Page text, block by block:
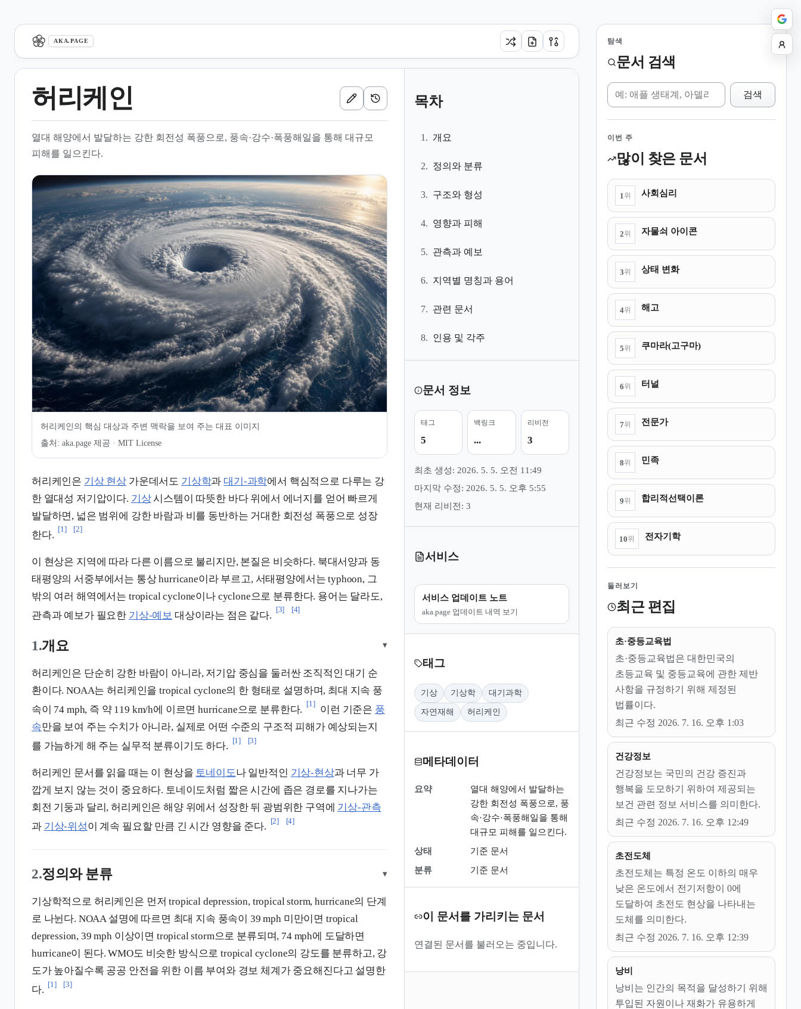
AKA.PAGE
허리케인
열대 해양에서 발달하는 강한 회전성 폭풍으로, 풍속·강수·폭풍해일을 통해 대규모
피해를 일으킨다.
허리케인의 핵심 대상과 주변 맥락을 보여 주는 대표 이미지
출처: aka.page 제공 · MIT License
허리케인은 기상 현상 가운데서도 기상학과대기-과학에서 핵심적으로 다루는 강
한 열대성 저기압이다. 기상시스템이 따뜻한 바다 위에서 에너지를 얻어 빠르게
발달하면, 넓은 범위에 강한 바람과 비를 동반하는 거대한 회전성 폭풍으로 성장
한다.
[1] [2]
이 현상은 지역에 따라 다른 이름으로 불리지만, 본질은 비슷하다. 북대서양과 동
태평양의 서중부에서는 통상 hurricane이라 부르고, 서태평양에서는 typhoon, 그
밖의 여러 해역에서는 tropical cyclone이나 cyclone으로 분류한다. 용어는 달라도,
관측과 예보가 필요한 기상-예보 대상이라는 점은 같다.
[3] [4]
1.개요 ▾
허리케인은 단순히 강한 바람이 아니라, 저기압 중심을 둘러싼 조직적인 대기 순
환이다. NOAA는 허리케인을 tropical cyclone의 한 형태로 설명하며, 최대 지속 풍
속이 74 mph, 즉 약 119 km/h에 이르면 hurricane으로 분류한다.
[1]
이런 기준은 풍
속만을 보여 주는 수치가 아니라, 실제로 어떤 수준의 구조적 피해가 예상되는지
를 가늠하게 해 주는 실무적 분류이기도 하다.
[1] [3]
허리케인 문서를 읽을 때는 이 현상을 토네이도나 일반적인 기상-현상과 너무 가
깝게 보지 않는 것이 중요하다. 토네이도처럼 짧은 시간에 좁은 경로를 지나가는
회전 기둥과 달리, 허리케인은 해양 위에서 성장한 뒤 광범위한 구역에 기상-관측
과 기상-위성이 계속 필요할 만큼 긴 시간 영향을 준다.
[2] [4]
2.정의와 분류 ▾
기상학적으로 허리케인은 먼저 tropical depression, tropical storm, hurricane의 단계
로 나뉜다. NOAA 설명에 따르면 최대 지속 풍속이 39 mph 미만이면 tropical
depression, 39 mph 이상이면 tropical storm으로 분류되며, 74 mph에 도달하면
hurricane이 된다. WMO도 비슷한 방식으로 tropical cyclone의 강도를 분류하고, 강
도가 높아질수록 공공 안전을 위한 이름 부여와 경보 체계가 중요해진다고 설명한
다.
[1] [3]
목차
1. 개요
2. 정의와 분류
3. 구조와 형성
4. 영향과 피해
5. 관측과 예보
6. 지역별 명칭과 용어
7. 관련 문서
8. 인용 및 각주
문서 정보
태그
5
백링크
...
리비전
3
최초 생성: 2026. 5. 5. 오전 11:49
마지막 수정: 2026. 5. 5. 오후 5:55
현재 리비전: 3
서비스
서비스 업데이트 노트
aka.page 업데이트 내역 보기
태그
기상 기상학 대기과학
자연재해 허리케인
메타데이터
요약
열대 해양에서 발달하는
강한 회전성 폭풍으로, 풍
속·강수·폭풍해일을 통해
대규모 피해를 일으킨다.
상태
기준 문서
분류
기준 문서
이 문서를 가리키는 문서
연결된 문서를 불러오는 중입니다.
개요
정의와 분류
구조와 형성
관측과 예보
지역별 명칭과 용어
관련 문서
인용 및 각주
탐색
문서 검색
위키 검색
검색
이번 주
많이 찾은 문서
1 위 사회심리
2위 자물쇠 아이콘
3위 상태 변화
4위 해고
5위 쿠마라(고구마)
6위 터널
7위 전문가
8위 민족
9위 합리적선택이론
10위 전자기학
둘러보기
최근 편집
초·중등교육법
초·중등교육법은 대한민국의
초등교육 및 중등교육에 관한 제반
사항을 규정하기 위해 제정된
법률이다.
최근 수정 2026. 7. 16. 오후 1:03
건강정보
건강정보는 국민의 건강 증진과
행복을 도모하기 위하여 제공되는
보건 관련 정보 서비스를 의미한다.
최근 수정 2026. 7. 16. 오후 12:49
초전도체
초전도체는 특정 온도 이하의 매우
낮은 온도에서 전기저항이 0에
도달하여 초전도 현상을 나타내는
도체를 의미한다.
최근 수정 2026. 7. 16. 오후 12:39
낭비
낭비는 인간의 목적을 달성하기 위해
투입된 자원이나 재화가 유용하게